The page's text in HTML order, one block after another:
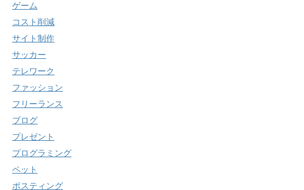
ゲーム
コスト削減
サイト制作
サッカー
テレワーク
ファッション
フリーランス
ブログ
プレゼント
プログラミング
ペット
ポスティング